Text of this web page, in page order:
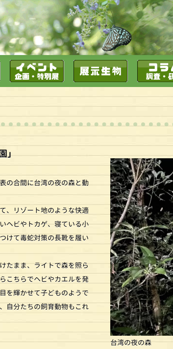
」
の合間に台湾の夜の森と動
、リゾート地のような快適
ヘビやトカゲ、寝ている小
けて毒蛇対策の長靴を履い
たまま、ライトで森を照ら
こちらでヘビやカエルを発
を輝かせて子どものようで
自分たちの飼育動物もこれ
台湾の夜の森